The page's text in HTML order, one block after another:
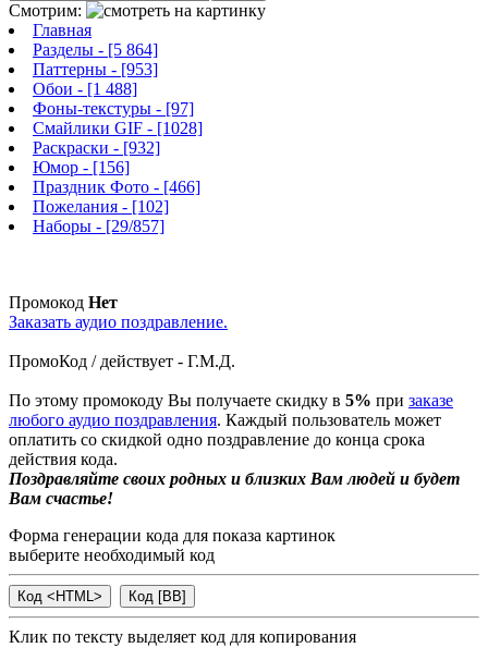
Смотрим:
Главная
Разделы - [5 864]
Паттерны - [953]
Обои - [1 488]
Фоны-текстуры - [97]
Смайлики GIF - [1028]
Раскраски - [932]
Юмор - [156]
Праздник Фото - [466]
Пожелания - [102]
Наборы - [29/857]
Промокод Нет
Заказать аудио поздравление.
ПромоКод / действует - Г.М.Д.
По этому промокоду Вы получаете скидку в 5% при заказе
любого аудио поздравления. Каждый пользователь может
оплатить со скидкой одно поздравление до конца срока
действия кода.
Поздравляйте своих родных и близких Вам людей и будет
Вам счастье!
Форма генерации кода для показа картинок
выберите необходимый код
Клик по тексту выделяет код для копирования